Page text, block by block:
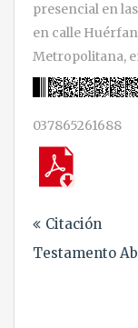
presencial en
en calle
Metropolitana,
037865261688
de
entradas
Citación
Testamento